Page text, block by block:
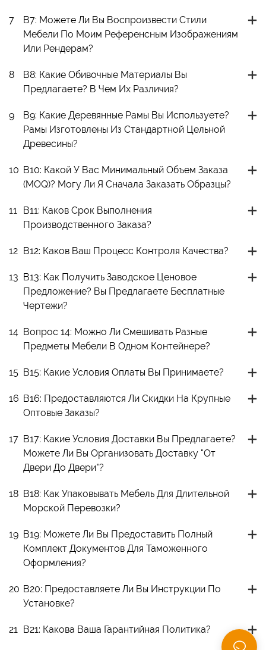
7
В7: Можете Ли Вы Воспроизвести Стили
Мебели По Моим Референсным Изображениям
Или Рендерам?
8
В8: Какие Обивочные Материалы Вы
Предлагаете? В Чем Их Различия?
9
В9: Какие Деревянные Рамы Вы Используете?
Рамы Изготовлены Из Стандартной Цельной
Древесины?
10 В10: Какой У Вас Минимальный Объем Заказа
(MOQ)? Могу Ли Я Сначала Заказать Образцы?
11
В11: Каков Срок Выполнения
Производственного Заказа?
12 В12: Каков Ваш Процесс Контроля Качества?
13 В13: Как Получить Заводское Ценовое
Предложение? Вы Предлагаете Бесплатные
Чертежи?
14 Вопрос 14: Можно Ли Смешивать Разные
Предметы Мебели В Одном Контейнере?
15 В15: Какие Условия Оплаты Вы Принимаете?
16 В16: Предоставляются Ли Скидки На Крупные
Оптовые Заказы?
17 В17: Какие Условия Доставки Вы Предлагаете?
Можете Ли Вы Организовать Доставку "от
Двери До Двери"?
18 В18: Как Упаковывать Мебель Для Длительной
Морской Перевозки?
19 В19: Можете Ли Вы Предоставить Полный
Комплект Документов Для Таможенного
Оформления?
20 В20: Предоставляете Ли Вы Инструкции По
Установке?
21 В21: Какова Ваша Гарантийная Политика?